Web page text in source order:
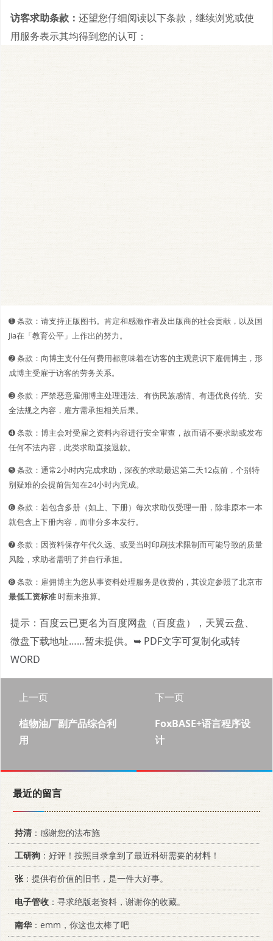
访客求助条款： 还望您仔细阅读以下条款，继续浏览或使
用服务表示其均得到您的认可：
➊️ 条款：请支持正版图书。肯定和感激作者及出版商的社会贡献，以及国
Jia在「教育公平」上作出的努力。
➋️️ 条款：向博主支付任何费用都意味着在访客的主观意识下雇佣博主，形
成博主受雇于访客的劳务关系。
➌ 条款：严禁恶意雇佣博主处理违法、有伤民族感情、有违优良传统、安
全法规之内容，雇方需承担相关后果。
➍ 条款：博主会对受雇之资料内容进行安全审查，故而请不要求助或发布
任何不法内容，此类求助直接退款。
➎ 条款：通常2小时内完成求助，深夜的求助最迟第二天12点前，个别特
别疑难的会提前告知在24小时内完成。
➏ 条款：若包含多册（如上、下册）每次求助仅受理一册，除非原本一本
就包含上下册内容，而非分多本发行。
➐ 条款：因资料保存年代久远、或受当时印刷技术限制而可能导致的质量
风险，求助者需明了并自行承担。
➑ 条款：雇佣博主为您从事资料处理服务是收费的，其设定参照了北京市
最低工资标准时薪来推算。
提示：百度云已更名为百度网盘（百度盘），天翼云盘、
微盘下载地址……暂未提供。 ➥ PDF文字可复制化或转
WORD
上一页
植物油厂副产品综合利
用
下一页
FoxBASE+语言程序设
计
最近的留言
持清：感谢您的法布施
工研狗 ：好评！按照目录拿到了最近科研需要的材料！
张：提供有价值的旧书，是一件大好事。
电子管收 ：寻求绝版老资料，谢谢你的收藏。
南华：emm，你这也太棒了吧